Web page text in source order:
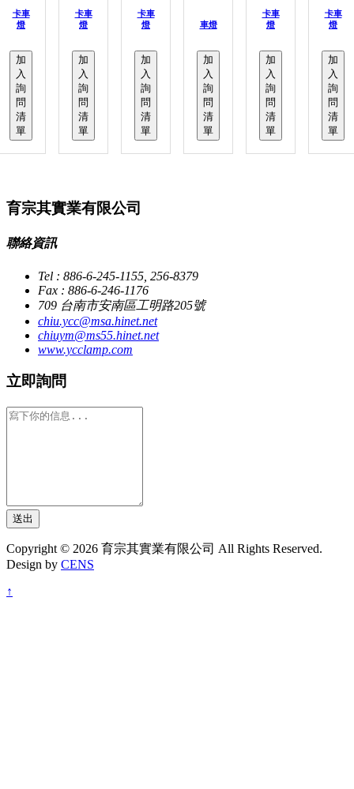
卡車
燈
加
入
詢
問
清
單
卡車
燈
加
入
詢
問
清
單
卡車
燈
加
入
詢
問
清
單
車燈
加
入
詢
問
清
單
卡車
燈
加
入
詢
問
清
單
卡車
燈
加
入
詢
問
清
單
育宗其實業有限公司
聯絡資訊
Tel : 886-6-245-1155, 256-8379
Fax : 886-6-246-1176
709 台南市安南區工明路205號
chiu.ycc@msa.hinet.net
chiuym@ms55.hinet.net
www.ycclamp.com
立即詢問
送出
Copyright © 2026 育宗其實業有限公司 All Rights Reserved.
Design by CENS
↑